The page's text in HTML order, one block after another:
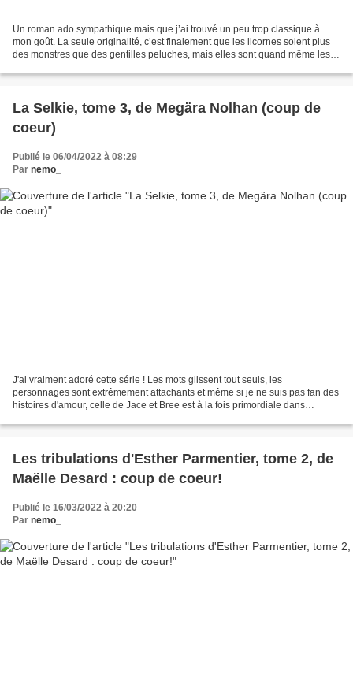
Un roman ado sympathique mais que j’ai trouvé un peu trop classique à
mon goût. La seule originalité, c’est finalement que les licornes soient plus
des monstres que des gentilles peluches, mais elles sont quand même les
La Selkie, tome 3, de Megära Nolhan (coup de
coeur)
Publié le 06/04/2022 à 08:29
Par nemo_
J'ai vraiment adoré cette série ! Les mots glissent tout seuls, les
personnages sont extrêmement attachants et même si je ne suis pas fan des
histoires d'amour, celle de Jace et Bree est à la fois primordiale dans
Les tribulations d'Esther Parmentier, tome 2, de
Maëlle Desard : coup de coeur!
Publié le 16/03/2022 à 20:20
Par nemo_